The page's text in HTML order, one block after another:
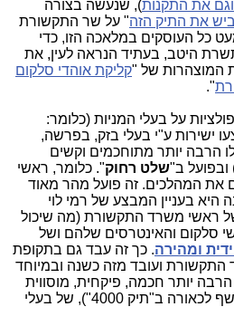
את התקנות), שנעשה בצורה
את התיק הזה" על שר התקשורת
כל העוסקים במלאכה הזו, כדי
היטב, בעתיד הנראה לעין, את
המוצהרות של "קליקת אוהדי סלקום
".
על בעלי המניות (כלומר:
ישירות ע"י בעלי בזק, בפרשה,
הרבה יותר מתוחכמים וקשים
ובפועל ב"שלט רחוק". כלומר, ראשי
את המהלכים. זה פועל מהר מאוד
היא בעניין המבצע של רמי לוי
ראשי משרד התקשורת (מה שיכול
סלקום והאינטרסים שלהם ושל
ומהירה. כך זה עבד גם בתקופת
התקשורת ועובד מזה כשנה ובמיוחד
יותר חכמה, פיקחית, מוסווית
ויצירתית, מקו הפעולה (שנחשף לכאורה ב"תיק 4000"), של בעלי